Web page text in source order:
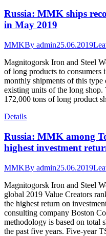
Russia: MMK ships
in May 2019
MMKBy admin25.06.2019
Magnitogorsk Iron and Steel
of long products to
monthly shipments of this
existing units of the long
172,000 tons of long product
Details
Russia: MMK among
highest investment
MMKBy admin25.06.2019
Magnitogorsk Iron and Steel
global 2019 Value Creators
the highest return on
consulting company Boston
methodology is based on total
the past five years. Five-year